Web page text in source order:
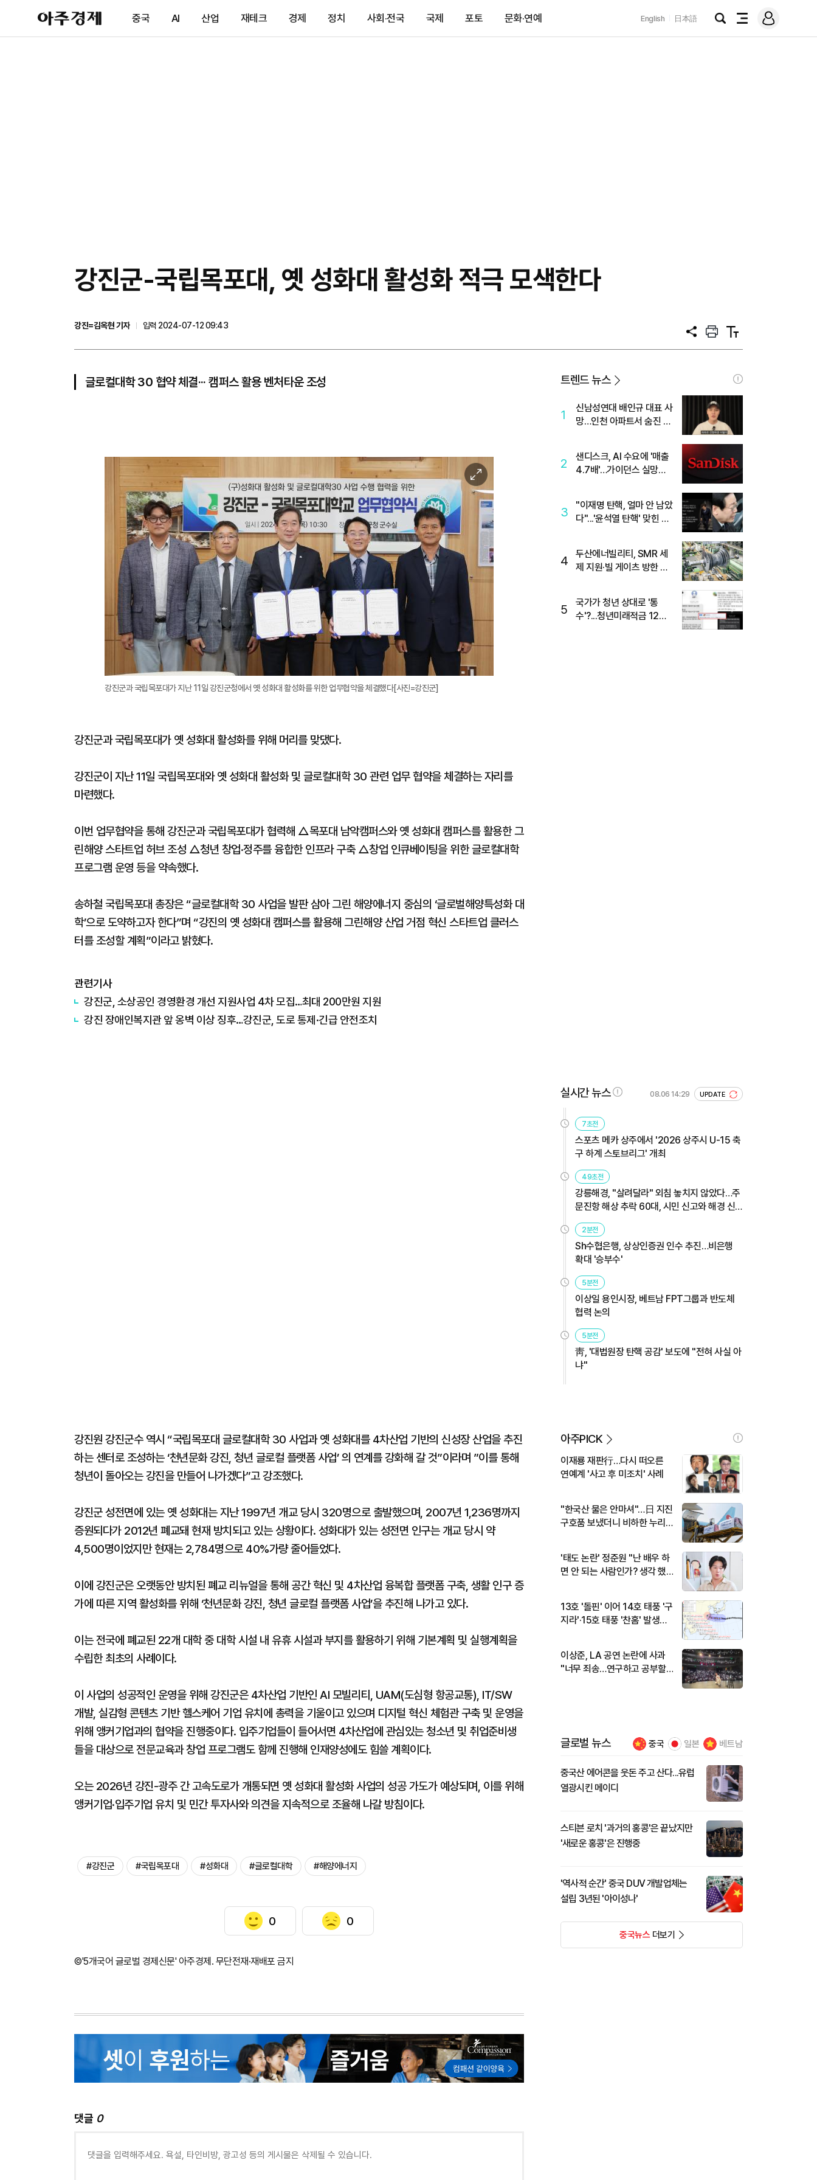
아
주
제
중국 AI 산업 재테크 경제 정치 사회·전국 국제 포토 문화·연예 English 日本語
검
전
메
그
강진군-국립목포대, 옛 성화대 활성화 적극 모색한다
강진=김옥현 기자
입력 2024-07-12 09:43
공
프
트
텍
트
글로컬대학 30 협약 체결··· 캠퍼스 활용 벤처타운 조성
이
미
강진군과 국립목포대가 지난 11일 강진군청에서 옛 성화대 활성화를 위한 업무협약을 체결했다[사진=강진군]
강진군과 국립목포대가 옛 성화대 활성화를 위해 머리를 맞댔다.
강진군이 지난 11일 국립목포대와 옛 성화대 활성화 및 글로컬대학 30 관련 업무 협약을 체결하는 자리를
마련했다.
이번 업무협약을 통해 강진군과 국립목포대가 협력해 △목포대 남악캠퍼스와 옛 성화대 캠퍼스를 활용한 그
린해양 스타트업 허브 조성 △청년 창업·정주를 융합한 인프라 구축 △창업 인큐베이팅을 위한 글로컬대학
프로그램 운영 등을 약속했다.
송하철 국립목포대 총장은 “글로컬대학 30 사업을 발판 삼아 그린 해양에너지 중심의 ‘글로벌해양특성화 대
학’으로 도약하고자 한다”며 “강진의 옛 성화대 캠퍼스를 활용해 그린해양 산업 거점 혁신 스타트업 클러스
터를 조성할 계획”이라고 밝혔다.
관련기사
강진군, 소상공인 경영환경 개선 지원사업 4차 모집…최대 200만원 지원
강진 장애인복지관 앞 옹벽 이상 징후…강진군, 도로 통제·긴급 안전조치
강진원 강진군수 역시 “국립목포대 글로컬대학 30 사업과 옛 성화대를 4차산업 기반의 신성장 산업을 추진
하는 센터로 조성하는 ‘천년문화 강진, 청년 글로컬 플랫폼 사업’ 의 연계를 강화해 갈 것”이라며 ”이를 통해
청년이 돌아오는 강진을 만들어 나가겠다”고 강조했다.
강진군 성전면에 있는 옛 성화대는 지난 1997년 개교 당시 320명으로 출발했으며, 2007년 1,236명까지
증원되다가 2012년 폐교돼 현재 방치되고 있는 상황이다. 성화대가 있는 성전면 인구는 개교 당시 약
4,500명이었지만 현재는 2,784명으로 40%가량 줄어들었다.
이에 강진군은 오랫동안 방치된 폐교 리뉴얼을 통해 공간 혁신 및 4차산업 융복합 플랫폼 구축, 생활 인구 증
가에 따른 지역 활성화를 위해 ‘천년문화 강진, 청년 글로컬 플랫폼 사업’을 추진해 나가고 있다.
이는 전국에 폐교된 22개 대학 중 대학 시설 내 유휴 시설과 부지를 활용하기 위해 기본계획 및 실행계획을
수립한 최초의 사례이다.
이 사업의 성공적인 운영을 위해 강진군은 4차산업 기반인 AI 모빌리티, UAM(도심형 항공교통), IT/SW
개발, 실감형 콘텐츠 기반 헬스케어 기업 유치에 총력을 기울이고 있으며 디지털 혁신 체험관 구축 및 운영을
위해 앵커기업과의 협약을 진행중이다. 입주기업들이 들어서면 4차산업에 관심있는 청소년 및 취업준비생
들을 대상으로 전문교육과 창업 프로그램도 함께 진행해 인재양성에도 힘쓸 계획이다.
오는 2026년 강진-광주 간 고속도로가 개통되면 옛 성화대 활성화 사업의 성공 가도가 예상되며, 이를 위해
앵커기업·입주기업 유치 및 민간 투자사와 의견을 지속적으로 조율해 나갈 방침이다.
#강진군 #국립목포대 #성화대 #글로컬대학 #해양에너지
0 0
©'5개국어 글로벌 경제신문' 아주경제. 무단전재·재배포 금지
댓글 0
트렌드 뉴스
1
신남성연대 배인규 대표 사
망…인천 아파트서 숨진 채
2
샌디스크, AI 수요에 '매출
4.7배'…가이던스 실망에
3
"이재명 탄핵, 얼마 안 남았
다"...'윤석열 탄핵' 맞힌 무
4
두산에너빌리티, SMR 세
제 지원·빌 게이츠 방한 기
5
국가가 청년 상대로 '통
수'?...청년미래적금 12%
실시간 뉴스 08.06 14:29 UPDATE
7초전
스포츠 메카 상주에서 '2026 상주시 U-15 축
구 하계 스토브리그' 개최
49초전
강릉해경, "살려달라" 외침 놓치지 않았다…주
문진항 해상 추락 60대, 시민 신고와 해경 신
속 대응으로 무사 구조
2분전
Sh수협은행, 상상인증권 인수 추진…비은행
확대 '승부수'
5분전
이상일 용인시장, 베트남 FPT그룹과 반도체
협력 논의
5분전
靑, '대법원장 탄핵 공감' 보도에 "전혀 사실 아
냐"
아주PICK
이재룡 재판行…다시 떠오른
연예계 '사고 후 미조치' 사례
"한국산 물은 안마셔"…日 지진
구호품 보냈더니 비하한 누리
'태도 논란' 정준원 "난 배우 하
면 안 되는 사람인가? 생각 했
13호 '돌핀' 이어 14호 태풍 '구
지라'·15호 태풍 '찬홈' 발생…
이상준, LA 공연 논란에 사과
"너무 죄송…연구하고 공부할
글로벌 뉴스 중국 일본 베트남
중국산 에어콘을 웃돈 주고 산다...유럽
열광시킨 메이디
스티븐 로치 '과거의 홍콩'은 끝났지만
'새로운 홍콩'은 진행중
'역사적 순간' 중국 DUV 개발업체는
설립 3년된 '아이성나'
중국뉴스더보기